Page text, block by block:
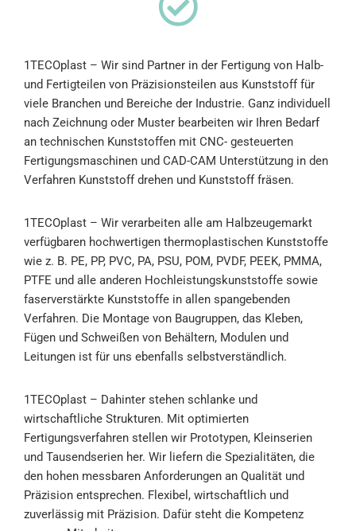
1TECOplast – Wir sind Partner in der Fertigung von Halb-
und Fertigteilen von Präzisionsteilen aus Kunststoff für
viele Branchen und Bereiche der Industrie. Ganz individuell
nach Zeichnung oder Muster bearbeiten wir Ihren Bedarf
an technischen Kunststoffen mit CNC- gesteuerten
Fertigungsmaschinen und CAD-CAM Unterstützung in den
Verfahren Kunststoff drehen und Kunststoff fräsen.
1TECOplast – Wir verarbeiten alle am Halbzeugemarkt
verfügbaren hochwertigen thermoplastischen Kunststoffe
wie z. B. PE, PP, PVC, PA, PSU, POM, PVDF, PEEK, PMMA,
PTFE und alle anderen Hochleistungskunststoffe sowie
faserverstärkte Kunststoffe in allen spangebenden
Verfahren. Die Montage von Baugruppen, das Kleben,
Fügen und Schweißen von Behältern, Modulen und
Leitungen ist für uns ebenfalls selbstverständlich.
1TECOplast – Dahinter stehen schlanke und
wirtschaftliche Strukturen. Mit optimierten
Fertigungsverfahren stellen wir Prototypen, Kleinserien
und Tausendserien her. Wir liefern die Spezialitäten, die
den hohen messbaren Anforderungen an Qualität und
Präzision entsprechen. Flexibel, wirtschaftlich und
zuverlässig mit Präzision. Dafür steht die Kompetenz